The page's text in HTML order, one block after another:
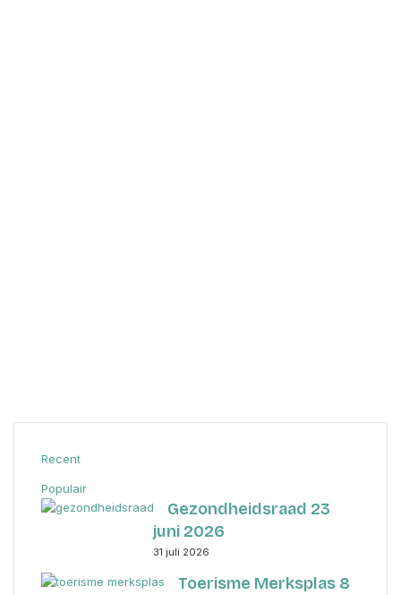
Recent
Populair
Gezondheidsraad 23
juni 2026
31 juli 2026
Toerisme Merksplas 8